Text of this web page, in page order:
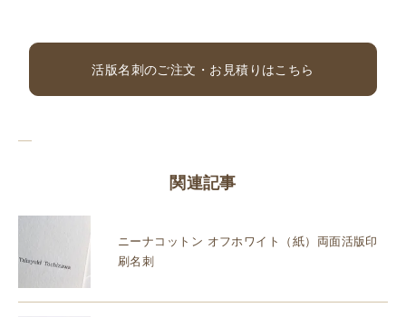
活版名刺のご注文・お見積りはこちら
関連記事
ニーナコットン オフホワイト（紙）両面活版印
刷名刺